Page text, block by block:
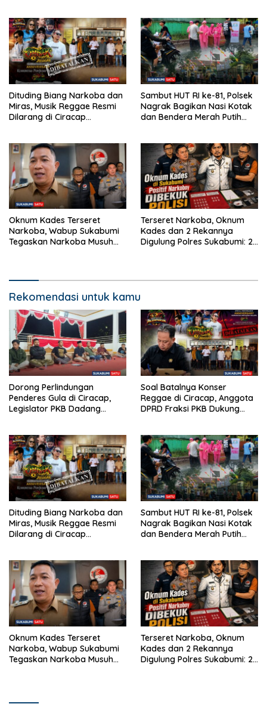
Ketenagakerjaan
Dituding Biang Narkoba dan
Miras, Musik Reggae Resmi
Dilarang di Ciracap
Sambut HUT RI ke-81, Polsek
Nagrak Bagikan Nasi Kotak
dan Bendera Merah Putih
Oknum Kades Terseret
Narkoba, Wabup Sukabumi
Tegaskan Narkoba Musuh
Terseret Narkoba, Oknum
Kades dan 2 Rekannya
Digulung Polres Sukabumi: 28
Rekomendasi untuk kamu
Dorong Perlindungan
Penderes Gula di Ciracap,
Legislator PKB Dadang
Ketenagakerjaan
Soal Batalnya Konser
Reggae di Ciracap, Anggota
DPRD Fraksi PKB Dukung
Dituding Biang Narkoba dan
Miras, Musik Reggae Resmi
Dilarang di Ciracap
Sambut HUT RI ke-81, Polsek
Nagrak Bagikan Nasi Kotak
dan Bendera Merah Putih
Oknum Kades Terseret
Narkoba, Wabup Sukabumi
Tegaskan Narkoba Musuh
Terseret Narkoba, Oknum
Kades dan 2 Rekannya
Digulung Polres Sukabumi: 28